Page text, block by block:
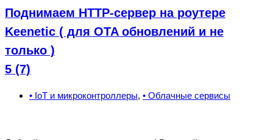
Поднимаем HTTP-сервер на роутере
Keenetic ( для OTA обновлений и не
только )
5 (7)
• IoT и микроконтроллеры, • Облачные сервисы